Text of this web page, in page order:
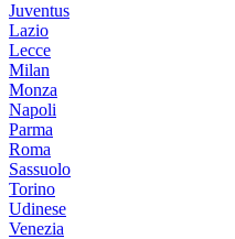
Juventus
Lazio
Lecce
Milan
Monza
Napoli
Parma
Roma
Sassuolo
Torino
Udinese
Venezia